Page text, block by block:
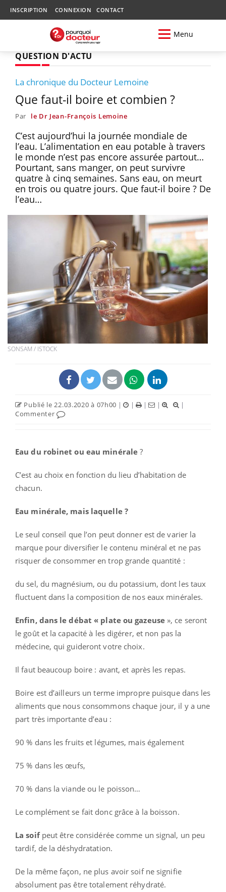
INSCRIPTION CONNEXION CONTACT
Menu
QUESTION D'ACTU
La chronique du Docteur Lemoine
Que faut-il boire et combien ?
Par le Dr Jean-François Lemoine
C’est aujourd’hui la journée mondiale de
l’eau. L’alimentation en eau potable à travers
le monde n’est pas encore assurée partout…
Pourtant, sans manger, on peut survivre
quatre à cinq semaines. Sans eau, on meurt
en trois ou quatre jours. Que faut-il boire ? De
l’eau…
SONSAM / ISTOCK
Publié le 22.03.2020 à 07h00 | | | |
|
Commenter
Eau du robinet ou eau minérale?
C’est au choix en fonction du lieu d’habitation de
chacun.
Eau minérale, mais laquelle ?
Le seul conseil que l’on peut donner est de varier la
marque pour diversifier le contenu minéral et ne pas
risquer de consommer en trop grande quantité :
du sel, du magnésium, ou du potassium, dont les taux
fluctuent dans la composition de nos eaux minérales.
Enfin, dans le débat « plate ou gazeuse », ce seront
le goût et la capacité à les digérer, et non pas la
médecine, qui guideront votre choix.
Il faut beaucoup boire : avant, et après les repas.
Boire est d’ailleurs un terme impropre puisque dans les
aliments que nous consommons chaque jour, il y a une
part très importante d’eau :
90 % dans les fruits et légumes, mais également
75 % dans les œufs,
70 % dans la viande ou le poisson…
Le complément se fait donc grâce à la boisson.
La soifpeut être considérée comme un signal, un peu
tardif, de la déshydratation.
De la même façon, ne plus avoir soif ne signifie
absolument pas être totalement réhydraté.